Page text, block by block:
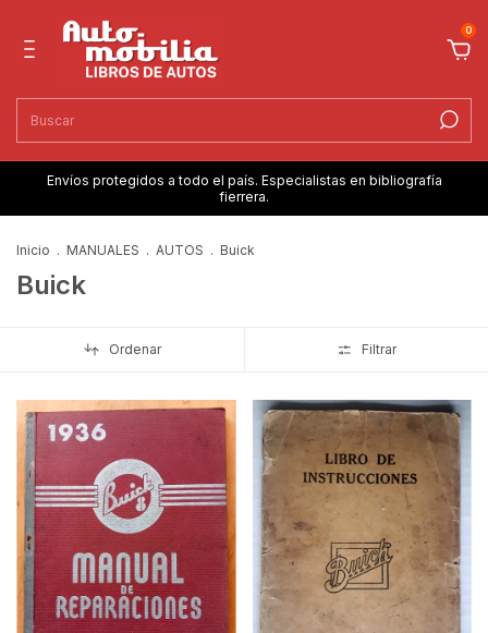
0
Envíos protegidos a todo el país. Especialistas en bibliografía
fierrera.
Inicio . MANUALES . AUTOS . Buick
Buick
Ordenar Filtrar